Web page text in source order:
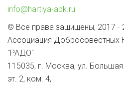
info@hartiya-apk.ru
© Все права защищены, 2017 -
Ассоциация Добросовестных
"РАДО"
115035, г. Москва, ул.
эт. 2, ком. 4,